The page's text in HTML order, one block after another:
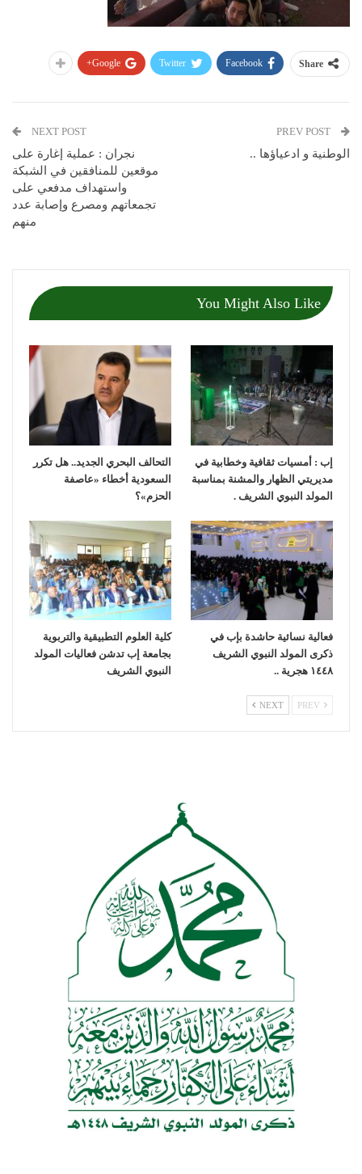
Share
Facebook
Twitter
Google+
الوطنية و ادعياؤها ..
NEXT POST
نجران : عملية إغارة على
موقعين للمنافقين في الشبكة
واستهداف مدفعي على
تجمعاتهم ومصرع وإصابة عدد
منهم
You Might Also Like
إب : أمسيات ثقافية وخطابية في
مديريتي الظهار والمشنة بمناسبة
المولد النبوي الشريف .
التحالف البحري الجديد.. هل تكرر
السعودية أخطاء «عاصفة
الحزم»؟
فعالية نسائية حاشدة بإب في
ذكرى المولد النبوي الشريف
١٤٤٨ هجرية ..
كلية العلوم التطبيقية والتربوية
بجامعة إب تدشن فعاليات المولد
النبوي الشريف
NEXT